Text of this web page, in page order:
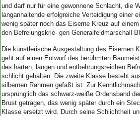
Mediadaten
Kontakt
Datenschutz
und darf nur für eine gewonnene Schlacht, die
langanhaltende erfolgreiche Verteidigung einer
wenig später noch das Eiserne Kreuz auf
den Befreiungskrie- gen Generalfeldmarschall
Die künstlerische Ausgestaltung des Eisernen
geht auf einen Entwurf des berühmten
des harten, langen und entbehrungsreichen
schlicht gehalten. Die zweite Klasse besteht
silbernen Rahmen gefaßt ist. Zur
ursprünglich das schwarz-weiße Ordensband
Brust getragen, das wenig später durch ein
Klasse ersetzt wird. Durch seine Schlichtheit